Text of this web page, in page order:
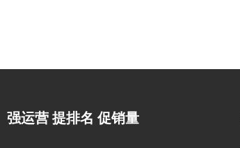
强运营 提排名 促销量